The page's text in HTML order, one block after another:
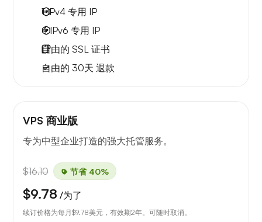
1 IPv4 专用 IP
4 IPv6 专用 IP
自由的 SSL 证书
自由的 30天 退款
VPS 商业版
专为中型企业打造的强大托管服务。
$16.10 节省 40%
$9.78 /为了
续订价格为每月$9.78美元，有效期2年。可随时取消。